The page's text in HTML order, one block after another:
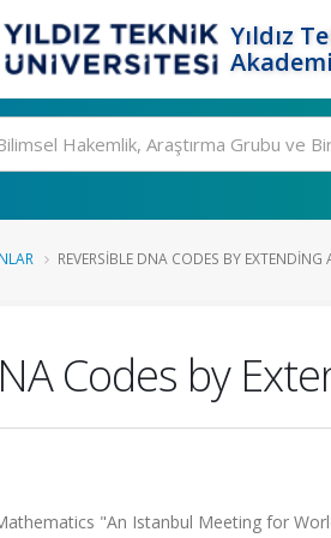
Yıldız
REVERSIBLE DNA CODES BY EXTENDING
Codes by
"An Istanbul Meeting for